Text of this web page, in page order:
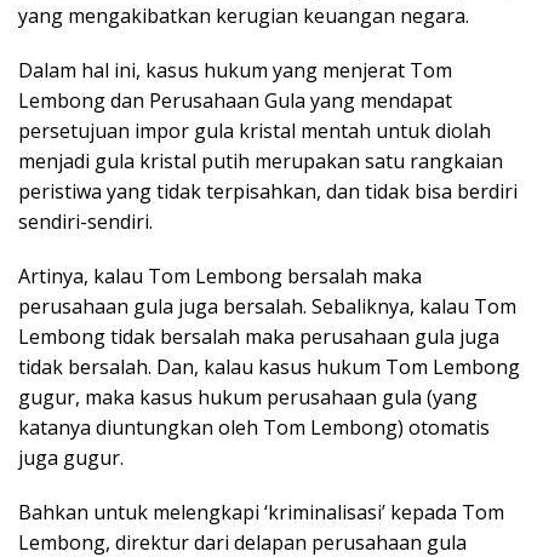
yang mengakibatkan kerugian keuangan negara.
Dalam hal ini, kasus hukum yang menjerat Tom
Lembong dan Perusahaan Gula yang mendapat
persetujuan impor gula kristal mentah untuk diolah
menjadi gula kristal putih merupakan satu rangkaian
peristiwa yang tidak terpisahkan, dan tidak bisa berdiri
sendiri-sendiri.
Artinya, kalau Tom Lembong bersalah maka
perusahaan gula juga bersalah. Sebaliknya, kalau Tom
Lembong tidak bersalah maka perusahaan gula juga
tidak bersalah. Dan, kalau kasus hukum Tom Lembong
gugur, maka kasus hukum perusahaan gula (yang
katanya diuntungkan oleh Tom Lembong) otomatis
juga gugur.
Bahkan untuk melengkapi ‘kriminalisasi’ kepada Tom
Lembong, direktur dari delapan perusahaan gula